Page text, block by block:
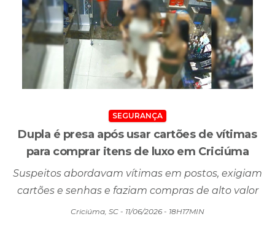
SEGURANÇA
Dupla é presa após usar cartões de vítimas
para comprar itens de luxo em Criciúma
Suspeitos abordavam vítimas em postos, exigiam
cartões e senhas e faziam compras de alto valor
Criciúma, SC - 11/06/2026 - 18H17MIN